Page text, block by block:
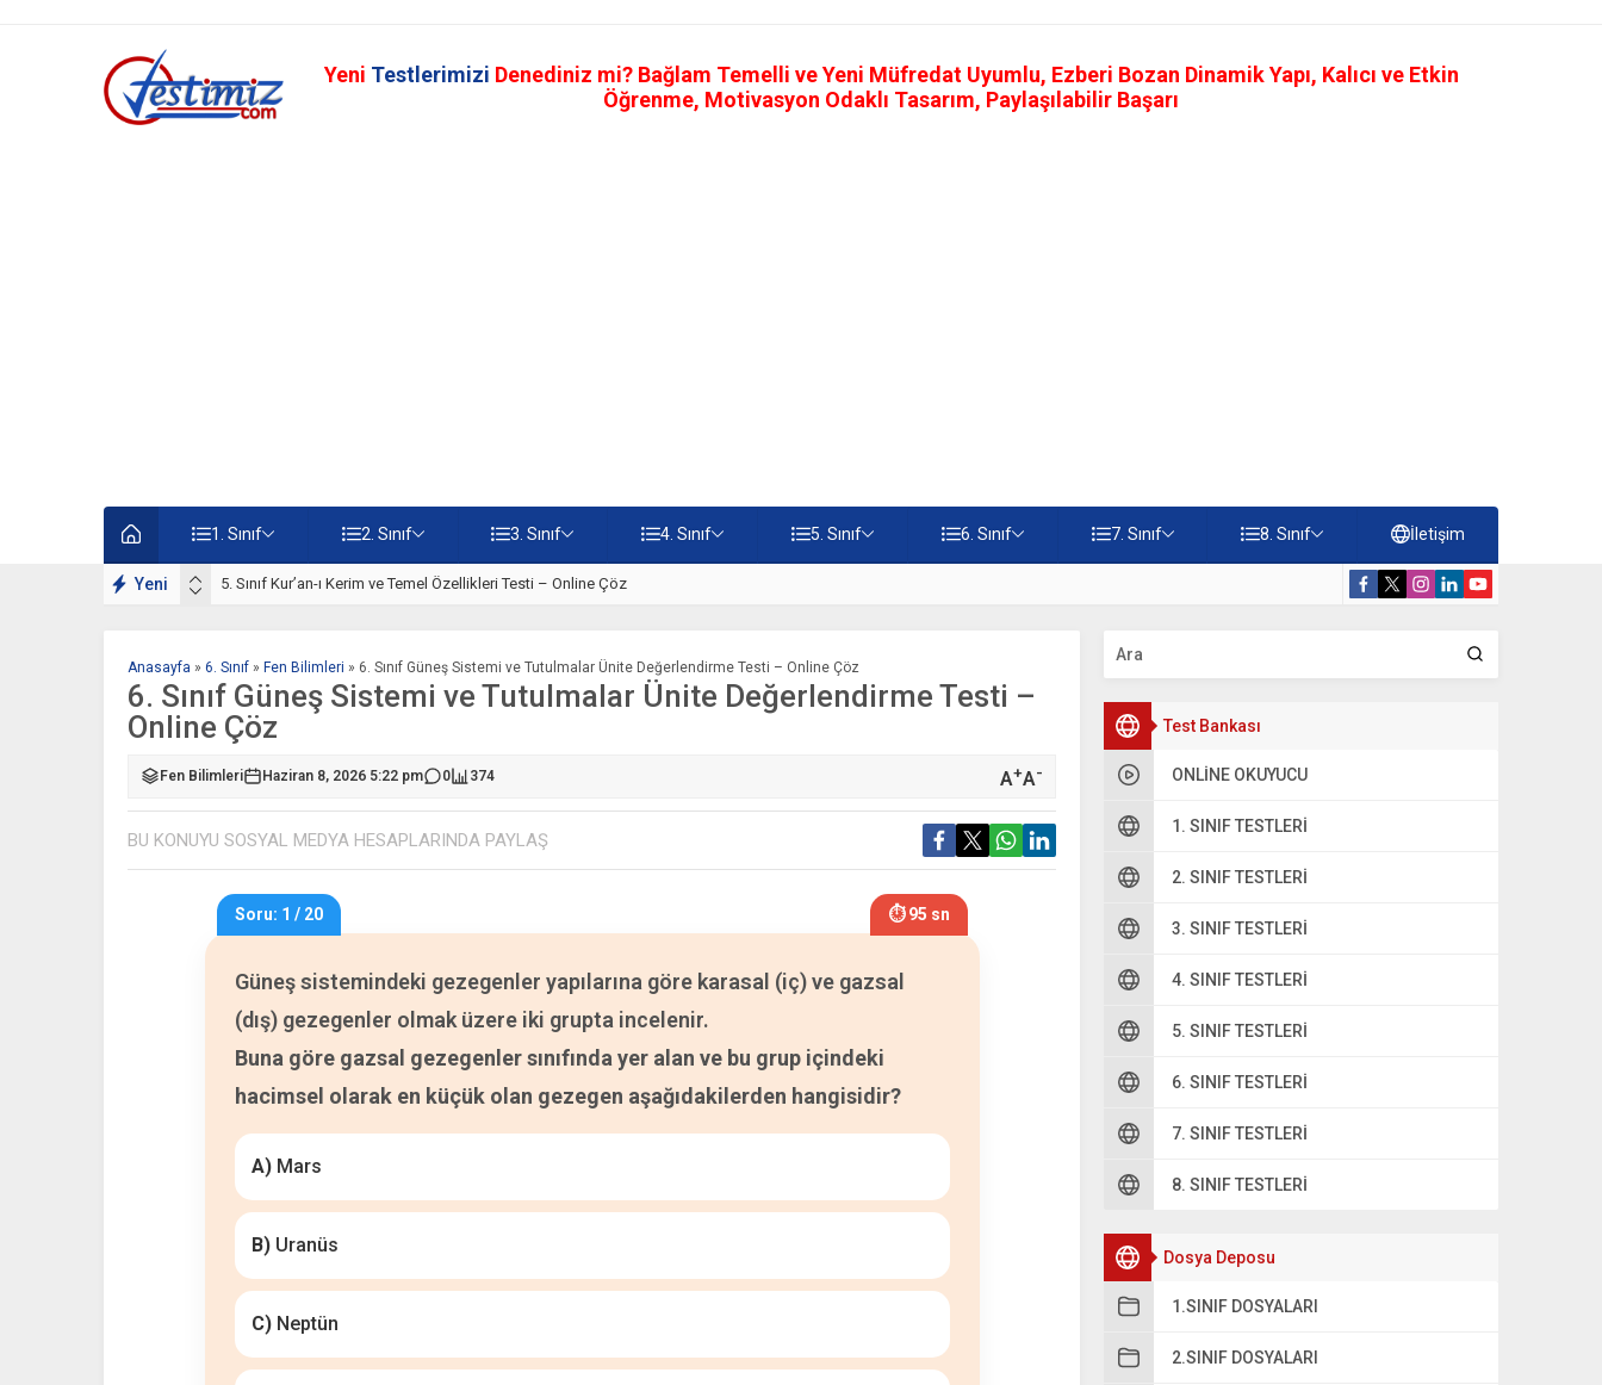
Yeni Testlerimizi Denediniz mi? Bağlam Temelli ve Yeni Müfredat Uyumlu, Ezberi Bozan Dinamik Yapı, Kalıcı ve Etkin
Öğrenme, Motivasyon Odaklı Tasarım, Paylaşılabilir Başarı
1. Sınıf 2. Sınıf 3. Sınıf 4. Sınıf 5. Sınıf 6. Sınıf 7. Sınıf 8. Sınıf İletişim
Yeni 5. Sınıf Kur’an-ı Kerim ve Temel Özellikleri Testi – Online Çöz
Test Bankası
ONLINE OKUYUCU
1. SINIF TESTLERI
2. SINIF TESTLERI
3. SINIF TESTLERI
4. SINIF TESTLERI
5. SINIF TESTLERI
6. SINIF TESTLERI
7. SINIF TESTLERI
8. SINIF TESTLERI
Dosya Deposu
1.SINIF DOSYALARI
2.SINIF DOSYALARI
Anasayfa » 6. Sınıf » Fen Bilimleri » 6. Sınıf Güneş Sistemi ve Tutulmalar Ünite Değerlendirme Testi – Online Çöz
6. Sınıf Güneş Sistemi ve Tutulmalar Ünite Değerlendirme Testi –
Online Çöz
Fen Bilimleri Haziran 8, 2026 5:22 pm 0 374 A+A-
BU KONUYU SOSYAL MEDYA HESAPLARINDA PAYLAŞ
Soru: 1 / 20 ⏱ 94 sn
Güneş sistemindeki gezegenler yapılarına göre karasal (iç) ve gazsal
(dış) gezegenler olmak üzere iki grupta incelenir.
Buna göre gazsal gezegenler sınıfında yer alan ve bu grup içindeki
hacimsel olarak en küçük olan gezegen aşağıdakilerden hangisidir?
A)Mars
B)Uranüs
C)Neptün